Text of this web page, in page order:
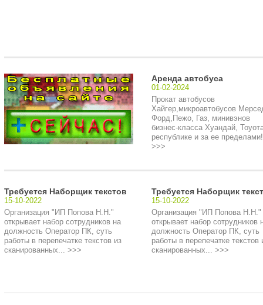
Аренда автобуса
01-02-2024
Прокат автобусов
Хайгер,микроавтобусов
Форд,Пежо, Газ, минивэнов
бизнес-класса Хуандай,
республике и за ее
>>>
Требуется Наборщик текстов
15-10-2022
Организация "ИП Попова Н.Н."
открывает набор сотрудников на
должность Оператор ПК, суть
работы в перепечатке текстов из
сканированных... >>>
Требуется Наборщик
15-10-2022
Организация "ИП Попова Н.Н."
открывает набор сотрудников
должность Оператор ПК, суть
работы в перепечатке текстов
сканированных... >>>